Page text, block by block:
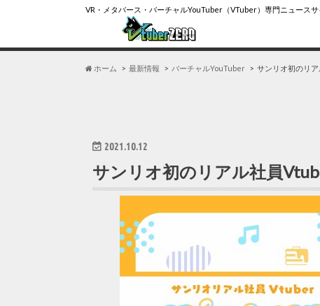
VR・メタバース・バーチャルYouTuber（VTuber）専門ニュースサ
ホーム 最新情報 バーチャルYouTuber サンリオ初のリ
2021.10.12
サンリオ初のリアル社員